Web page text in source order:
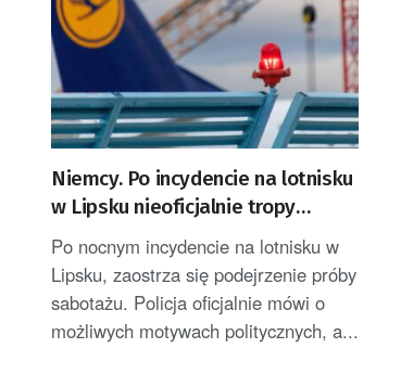
Niemcy. Po incydencie na lotnisku
w Lipsku nieoficjalnie tropy
prowadzą w stronę Rosji
Po nocnym incydencie na lotnisku w
Lipsku, zaostrza się podejrzenie próby
sabotażu. Policja oficjalnie mówi o
możliwych motywach politycznych, a...